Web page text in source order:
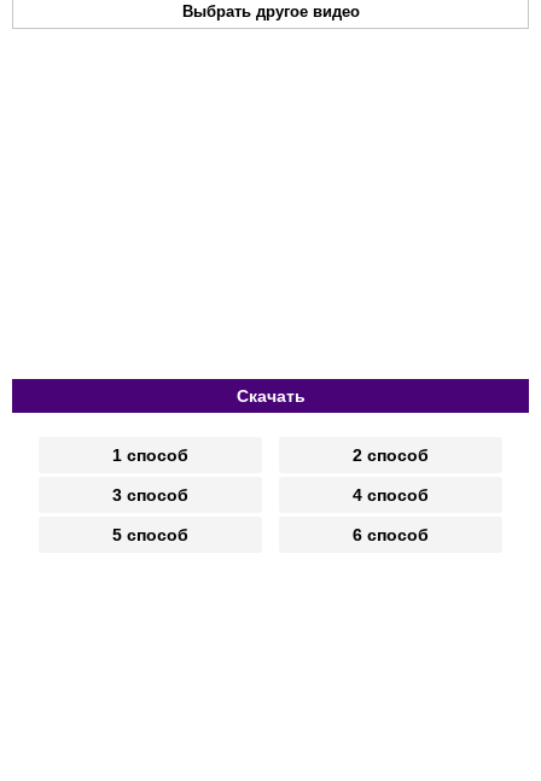
Выбрать другое видео
Скачать
1 способ 2 способ
3 способ 4 способ
5 способ 6 способ